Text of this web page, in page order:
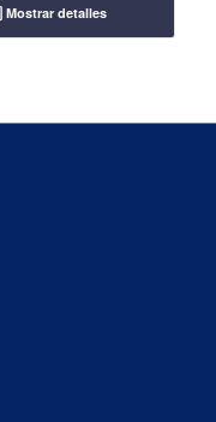
Mostrar detalles